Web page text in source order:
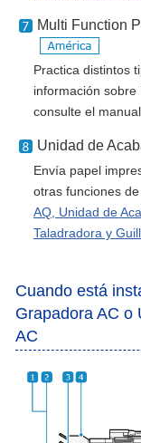
Multi Function
Practica distintos
información sobre
consulte el
Unidad de
Envía papel
otras funciones de
AQ, Unidad de
Taladradora y
Cuando está
Grapadora AC o
AC